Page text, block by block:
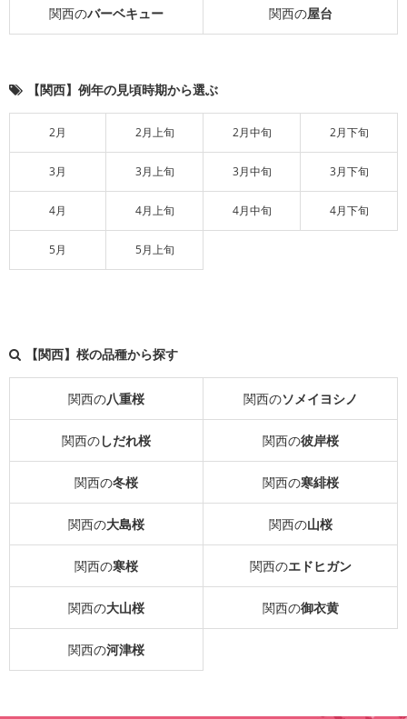
関西のバーベキュー 関西の屋台
【関西】例年の見頃時期から選ぶ
2月 2月上旬 2月中旬 2月下旬
3月 3月上旬 3月中旬 3月下旬
4月 4月上旬 4月中旬 4月下旬
5月 5月上旬
【関西】桜の品種から探す
関西の八重桜 関西のソメイヨシノ
関西のしだれ桜 関西の彼岸桜
関西の冬桜 関西の寒緋桜
関西の大島桜 関西の山桜
関西の寒桜 関西のエドヒガン
関西の大山桜 関西の御衣黄
関西の河津桜